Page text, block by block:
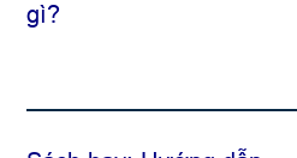
gì?